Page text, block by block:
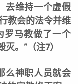
去维持一个虚假
教会的法令并维
罗马教做了一个
。”（注7）
么神职人员就会